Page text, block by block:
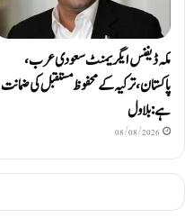
مکہ ڈیفنس ایگریمنٹ سعودی عرب،
پاکستان، ترکیہ کے محفوظ مستقبل کی ضمانت
ہے: بلاول
08/08/2026